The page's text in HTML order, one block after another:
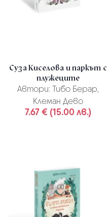
Суза Киселова и паркът с
плужеците
Автори: Тибо Берар,
Клеман Дево
7.67 € (15.00 лв.)